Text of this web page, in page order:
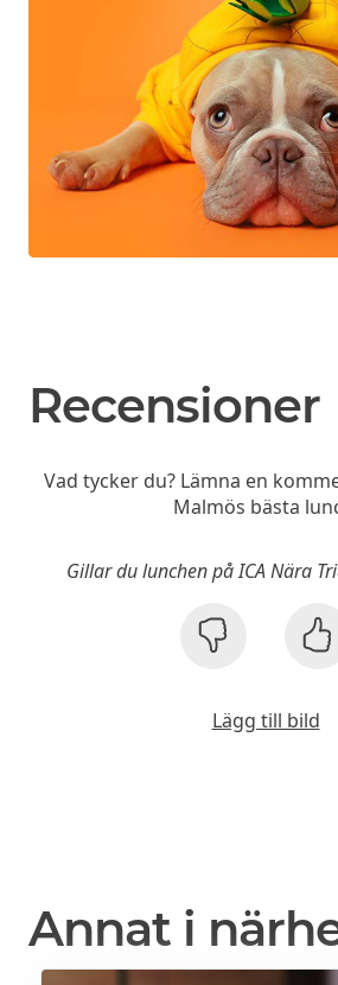
Recensioner
Vad tycker du? Lämna en
Malmös bästa
Gillar du lunchen på ICA Nära
Lägg till bild
Annat i